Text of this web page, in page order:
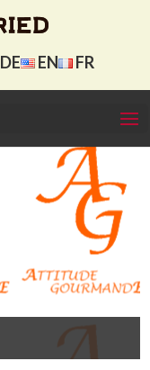
DE EN FR